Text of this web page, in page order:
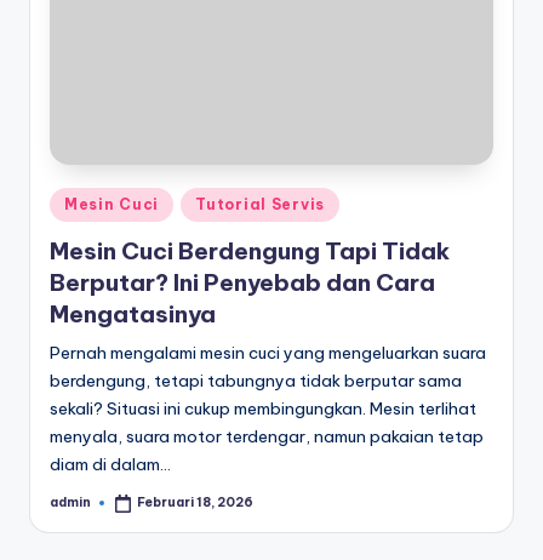
Posted
in
Mesin Cuci Tutorial Servis
Mesin Cuci Berdengung Tapi Tidak
Berputar? Ini Penyebab dan Cara
Mengatasinya
Pernah mengalami mesin cuci yang mengeluarkan suara
berdengung, tetapi tabungnya tidak berputar sama
sekali? Situasi ini cukup membingungkan. Mesin terlihat
menyala, suara motor terdengar, namun pakaian tetap
diam di dalam…
Posted
admin Februari 18, 2026